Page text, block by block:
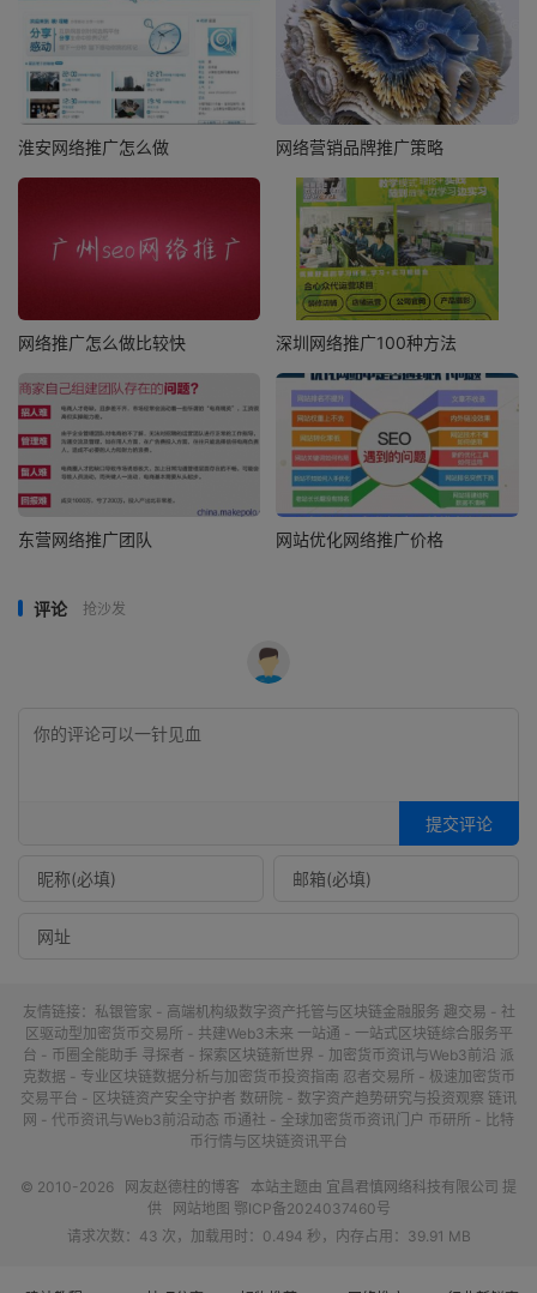
淮安网络推广怎么做 网络营销品牌推广策略
网络推广怎么做比较快 深圳网络推广100种方法
东营网络推广团队 网站优化网络推广价格
评论 抢沙发
提交评论
友情链接： 私银管家 - 高端机构级数字资产托管与区块链金融服务 趣交易 - 社
区驱动型加密货币交易所 - 共建Web3未来 一站通 - 一站式区块链综合服务平
台 - 币圈全能助手 寻探者 - 探索区块链新世界 - 加密货币资讯与Web3前沿 派
克数据 - 专业区块链数据分析与加密货币投资指南 忍者交易所 - 极速加密货币
交易平台 - 区块链资产安全守护者 数研院 - 数字资产趋势研究与投资观察 链讯
网 - 代币资讯与Web3前沿动态 币通社 - 全球加密货币资讯门户 币研所 - 比特
币行情与区块链资讯平台
© 2010-2026 网友赵德柱的博客 本站主题由 宜昌君慎网络科技有限公司 提
供
网站地图 鄂ICP备2024037460号
请求次数：43 次，加载用时：0.494 秒，内存占用：39.91 MB